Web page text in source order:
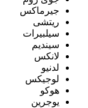
جيرماكس
ريتشى
سيلبيرات
سينديم
لانكس
لدنيو
لوجيكس
هوكو
يوجرين